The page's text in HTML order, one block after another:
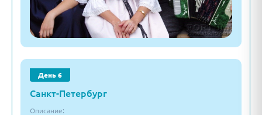
День 6
Санкт-Петербург
Описание: